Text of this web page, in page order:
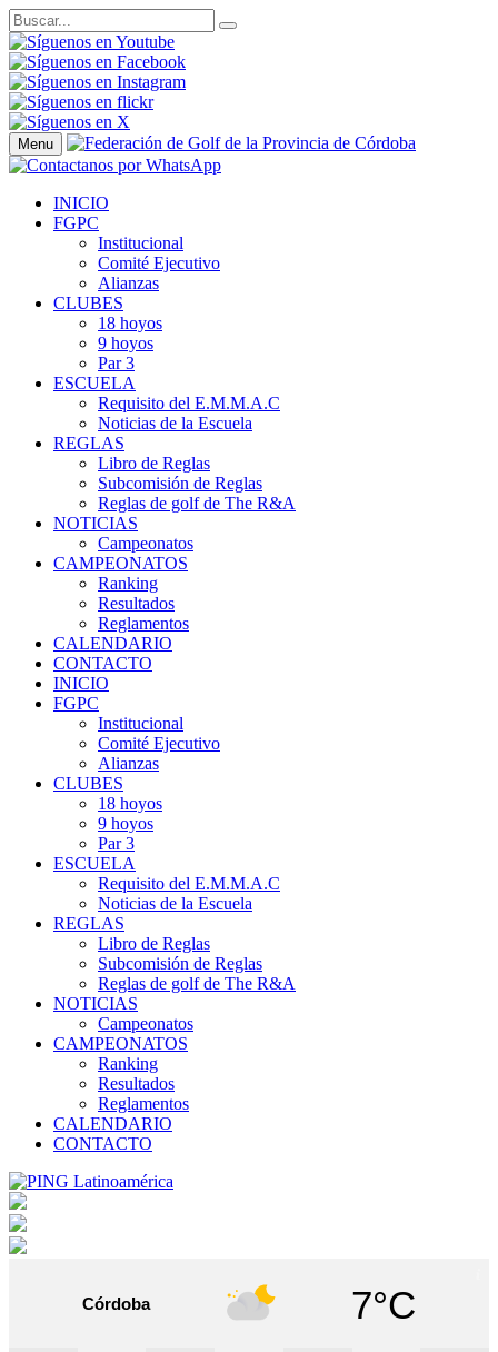
Menu
INICIO
FGPC
Institucional
Comité Ejecutivo
Alianzas
CLUBES
18 hoyos
9 hoyos
Par 3
ESCUELA
Requisito del E.M.M.A.C
Noticias de la Escuela
REGLAS
Libro de Reglas
Subcomisión de Reglas
Reglas de golf de The R&A
NOTICIAS
Campeonatos
CAMPEONATOS
Ranking
Resultados
Reglamentos
CALENDARIO
CONTACTO
INICIO
FGPC
Institucional
Comité Ejecutivo
Alianzas
CLUBES
18 hoyos
9 hoyos
Par 3
ESCUELA
Requisito del E.M.M.A.C
Noticias de la Escuela
REGLAS
Libro de Reglas
Subcomisión de Reglas
Reglas de golf de The R&A
NOTICIAS
Campeonatos
CAMPEONATOS
Ranking
Resultados
Reglamentos
CALENDARIO
CONTACTO
Córdoba 7°C